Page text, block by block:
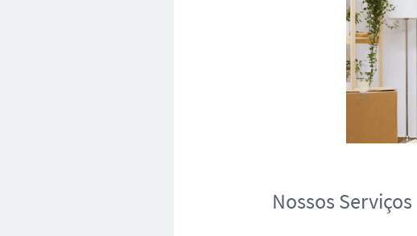
Nossos Serviços